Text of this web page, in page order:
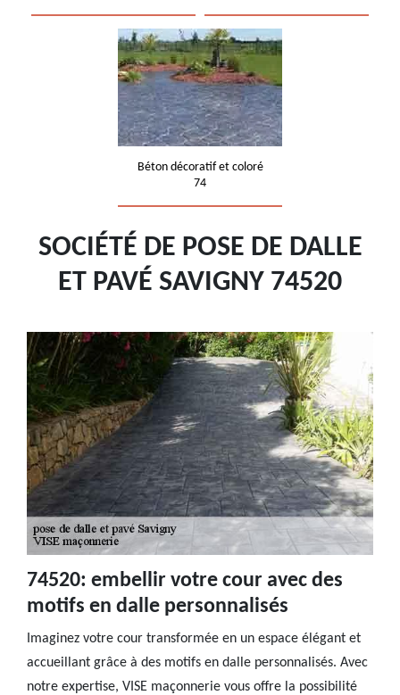
Béton décoratif et coloré
74
SOCIÉTÉ DE POSE DE DALLE
ET PAVÉ SAVIGNY 74520
74520: embellir votre cour avec des
motifs en dalle personnalisés
Imaginez votre cour transformée en un espace élégant et
accueillant grâce à des motifs en dalle personnalisés. Avec
notre expertise, VISE maçonnerie vous offre la possibilité